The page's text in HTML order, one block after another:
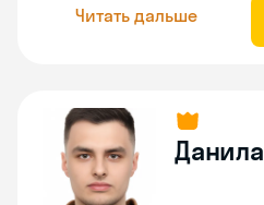
Читать дальше
Данила